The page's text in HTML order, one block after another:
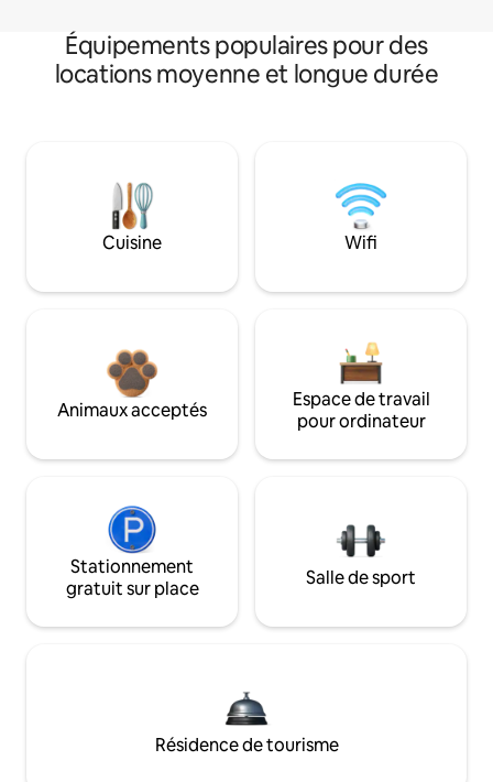
Équipements populaires pour des
locations moyenne et longue durée
Cuisine Wifi
Animaux acceptés
Espace de travail
pour ordinateur
Stationnement
gratuit sur place
Salle de sport
Résidence de tourisme